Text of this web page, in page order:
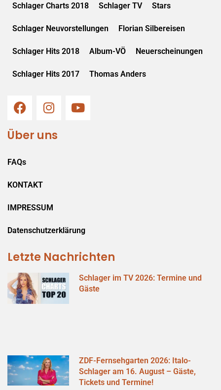
Schlager Charts 2018 Schlager TV Stars
Schlager Neuvorstellungen Florian Silbereisen
Schlager Hits 2018 Album-VÖ Neuerscheinungen
Schlager Hits 2017 Thomas Anders
Über uns
FAQs
KONTAKT
IMPRESSUM
Datenschutzerklärung
Letzte Nachrichten
Schlager im TV 2026: Termine und
Gäste
ZDF-Fernsehgarten 2026: Italo-
Schlager am 16. August – Gäste,
Tickets und Termine!